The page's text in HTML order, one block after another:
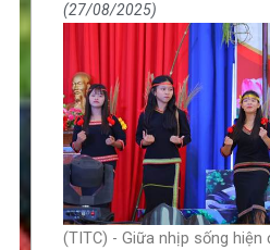
27/08/2025
(TITC) - Giữa nhịp sống